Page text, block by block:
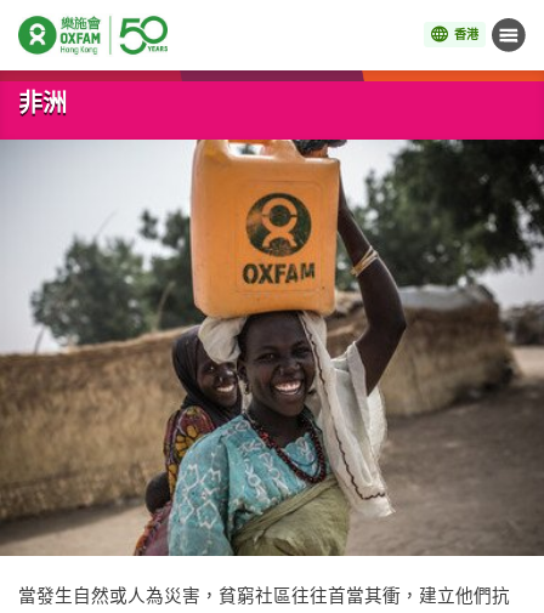
香港 目錄
開始主要內容
非洲
當發生自然或人為災害，貧窮社區往往首當其衝，建立他們抗